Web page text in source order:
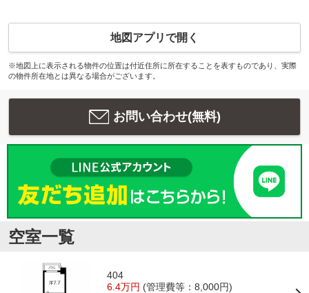
地図アプリで開く
※地図上に表示される物件の位置は付近住所に所在することを表すものであり、実際
の物件所在地とは異なる場合がございます。
お問い合わせ(無料)
空室一覧
404
6.4万円 (管理費等：8,000円)